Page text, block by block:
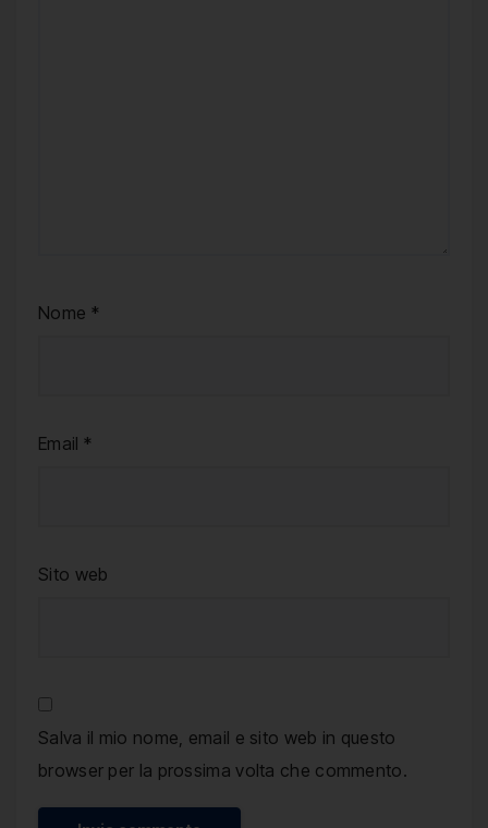
Nome *
Email *
Sito web
Salva il mio nome, email e sito web in questo
browser per la prossima volta che commento.